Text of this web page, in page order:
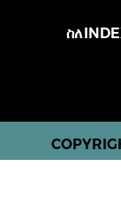
ስለ